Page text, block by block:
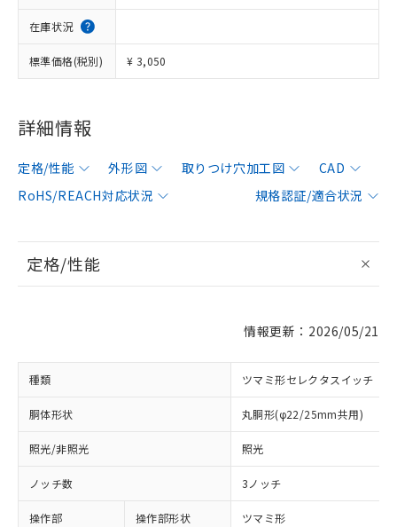
在庫状況
標準価格(税別) ¥ 3,050
詳細情報
定格/性能 外形図 取りつけ穴加工図
CAD
RoHS/REACH対応状況
規格認証/適合状況
定格/性能
情報更新：2026/05/21
種類 ツマミ形セレクタスイッチ
胴体形状 丸胴形(φ22/25mm共用)
照光/非照光 照光
ノッチ数 3ノッチ
操作部 操作部形状 ツマミ形